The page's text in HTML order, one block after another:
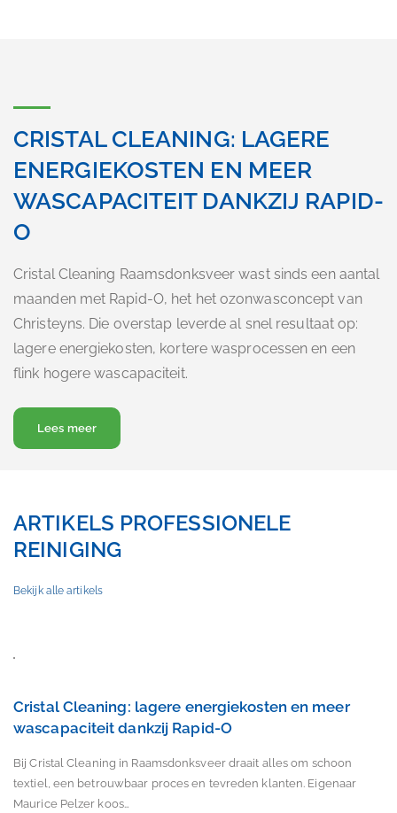
CRISTAL CLEANING: LAGERE
ENERGIEKOSTEN EN MEER
WASCAPACITEIT DANKZIJ RAPID-
O
Cristal Cleaning Raamsdonksveer wast sinds een aantal
maanden met Rapid-O, het het ozonwasconcept van
Christeyns. Die overstap leverde al snel resultaat op:
lagere energiekosten, kortere wasprocessen en een
flink hogere wascapaciteit.
Lees meerOver … Cristal Cleaning: lagere energiekosten en
ARTIKELS PROFESSIONELE
REINIGING
Bekijk alle artikels
Cristal Cleaning: lagere energiekosten en meer
wascapaciteit dankzij Rapid-O
Bij Cristal Cleaning in Raamsdonksveer draait alles om schoon
textiel, een betrouwbaar proces en tevreden klanten. Eigenaar
Maurice Pelzer koos…